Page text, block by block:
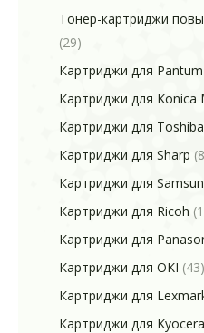
Тонер-картриджи
(29)
Картриджи для Pantum
Картриджи для Konica
Картриджи для Toshiba
Картриджи для Sharp
Картриджи для
Картриджи для Ricoh
Картриджи для
Картриджи для OKI (43)
Картриджи для
Картриджи для Kyocera